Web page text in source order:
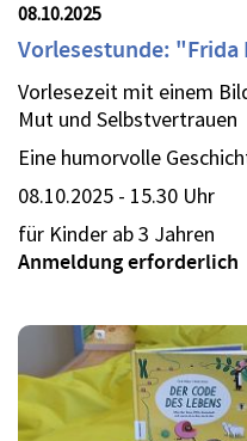
08.10.2025
Vorlesestunde: "Frida
Vorlesezeit mit einem
Mut und Selbstvertrauen
Eine humorvolle
08.10.2025 - 15.30 Uhr
für Kinder ab 3 Jahren
Anmeldung erforderlich